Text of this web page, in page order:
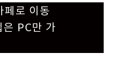
페로 이동
PC만 가